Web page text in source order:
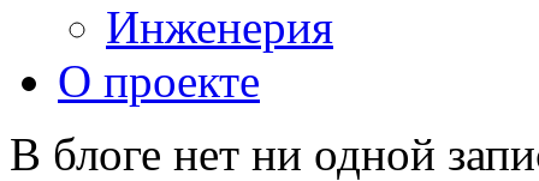
Инженерия
О проекте
В блоге нет ни одной